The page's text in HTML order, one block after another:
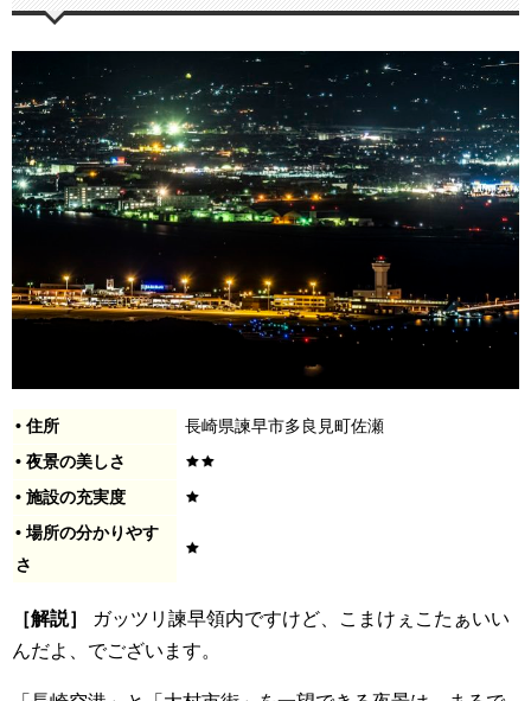
• 住所
長崎県諫早市多良見町佐瀬
• 夜景の美しさ
• 施設の充実度
• 場所の分かりやす
さ
［解説］
ガッツリ諫早領内ですけど、こまけぇこたぁいい
んだよ、でございます。